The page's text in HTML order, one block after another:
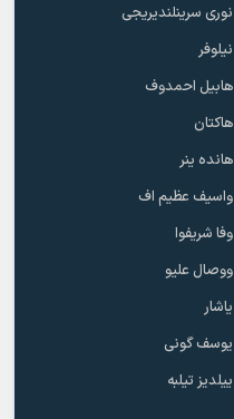
نوری سرینلندیریجی
نیلوفر
هابیل احمدوف
هاکتان
هانده ینر
واسیف عظیم اف
وفا شریفوا
ووصال علیو
یاشار
یوسف گونی
ییلدیز تیلبه